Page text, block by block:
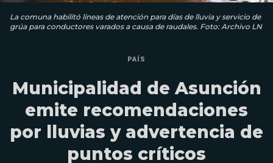
La comuna habilitó líneas de atención para días de lluvia y servicio de
grúa para conductores varados a causa de raudales. Foto: Archivo LN
PAÍS
Municipalidad de Asunción
emite recomendaciones
por lluvias y advertencia de
puntos críticos